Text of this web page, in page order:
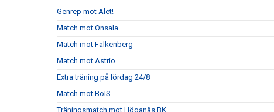
Genrep mot Alet!
Match mot Onsala
Match mot Falkenberg
Match mot Astrio
Extra träning på lördag 24/8
Match mot BoIS
Träningsmatch mot Höganäs BK